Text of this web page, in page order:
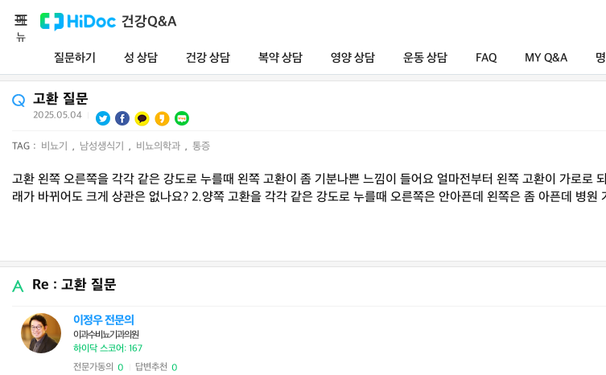
건강Q&A
질문하기 성 상담 건강 상담 복약 상담 영양 상담 운동 상담 FAQ MY Q&A
메
뉴
고환 질문
2025.05.04
TAG : 비뇨기 , 남성생식기 , 비뇨의학과 , 통증
고환 왼쪽 오른쪽을 각각 같은 강도로 누를때 왼쪽 고환이 좀 기분나쁜 느낌이 들어요 얼마전부터 왼쪽 고환이 가로
래가 바뀌어도 크게 상관은 없나요? 2.양쪽 고환을 각각 같은 강도로 누를때 오른쪽은 안아픈데 왼쪽은 좀 아픈데 병원
Re : 고환 질문
이정우 전문의
이과수비뇨기과의원
하이닥 스코어: 167
전문가동의 0 답변추천 0